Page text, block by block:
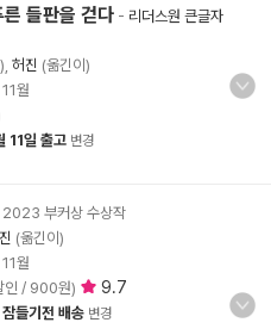
들판을 걷다 - 리더스원 큰글자
허진 (옮긴이)
월
11일 출고 변경
부커상 수상작
(옮긴이)
월
인 / 900원) 9.7
잠들기전 배송 변경